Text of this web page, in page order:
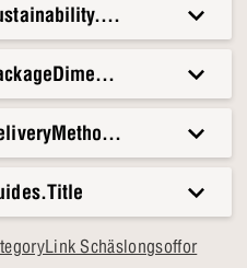
Schäslongsoffor